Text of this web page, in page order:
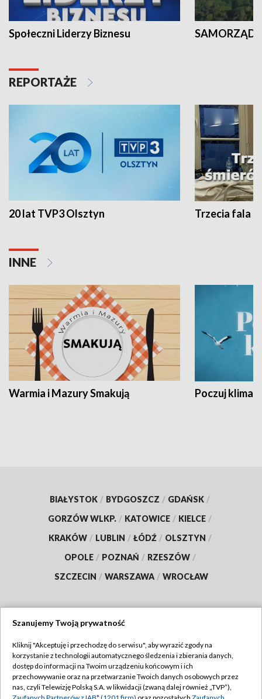
Społeczni Liderzy Biznesu SAMORZĄD
REPORTAŻE
20 lat TVP3 Olsztyn Trzecia fala -
INNE
Warmia i Mazury Smakują Poczuj klimat
BIAŁYSTOK / BYDGOSZCZ / GDAŃSK /
GORZÓW WLKP. / KATOWICE / KIELCE /
KRAKÓW / LUBLIN / ŁÓDŹ / OLSZTYN /
OPOLE / POZNAŃ / RZESZÓW /
SZCZECIN / WARSZAWA / WROCŁAW
TVP
Abonament TVP
Emisja w TVP
Regulamin TVP
Szanujemy Twoją prywatność
Kliknij "Akceptuję i przechodzę do serwisu", aby wyrazić zgody na
korzystanie z technologii automatycznego śledzenia i zbierania danych,
dostęp do informacji na Twoim urządzeniu końcowym i ich
przechowywanie oraz na przetwarzanie Twoich danych osobowych przez
nas, czyli Telewizję Polską S.A. w likwidacji (zwaną dalej również „TVP”),